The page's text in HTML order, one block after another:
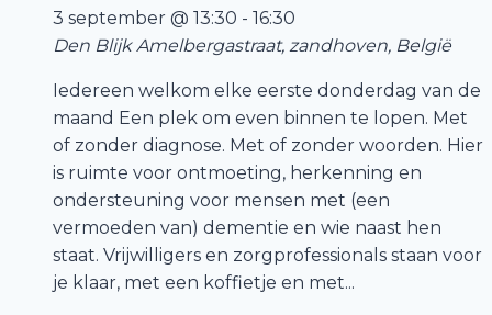
3 september @ 13:30 - 16:30
Den BlijkAmelbergastraat, zandhoven, België
Iedereen welkom elke eerste donderdag van de
maand Een plek om even binnen te lopen. Met
of zonder diagnose. Met of zonder woorden. Hier
is ruimte voor ontmoeting, herkenning en
ondersteuning voor mensen met (een
vermoeden van) dementie en wie naast hen
staat. Vrijwilligers en zorgprofessionals staan voor
je klaar, met een koffietje en met...